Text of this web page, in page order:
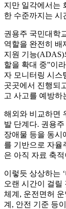
지만 일각에서는
한 수준까지는 시
권용주 국민대학
역할을 완전히 배
지원 기능
할을 확대 중”이
자 모니터링 시스
곳곳에서 진행되
고 사고를 예방하
해외와 비교하면
발 단계다. 권용
장애물 등을 동시
를 기반으로 자율
은 아직 자료 축
이렇듯 상상하는
오랜 시간이 걸릴
체계, 운전면허
계, 안전 기준 등